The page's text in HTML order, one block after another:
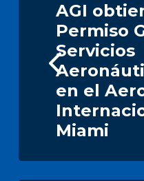
AGI
Permiso
Servicios
en el
Miami